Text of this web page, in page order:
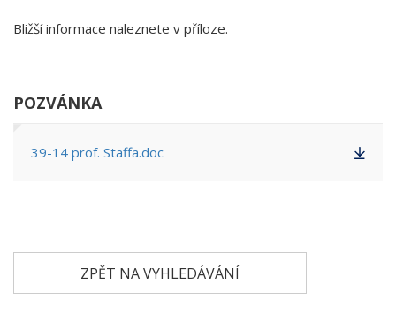
Bližší informace naleznete v příloze.
POZVÁNKA
39-14 prof. Staffa.doc
ZPĚT NA VYHLEDÁVÁNÍ